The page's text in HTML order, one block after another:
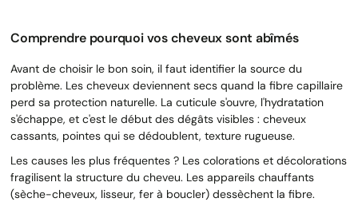
Comprendre pourquoi vos cheveux sont abîmés
Avant de choisir le bon soin, il faut identifier la source du
problème. Les cheveux deviennent secs quand la fibre capillaire
perd sa protection naturelle. La cuticule s'ouvre, l'hydratation
s'échappe, et c'est le début des dégâts visibles : cheveux
cassants, pointes qui se dédoublent, texture rugueuse.
Les causes les plus fréquentes ? Les colorations et décolorations
fragilisent la structure du cheveu. Les appareils chauffants
(sèche-cheveux, lisseur, fer à boucler) dessèchent la fibre.